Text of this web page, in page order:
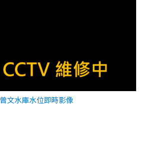
曾文水庫水位即時影像